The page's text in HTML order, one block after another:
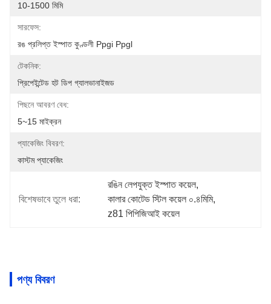
10-1500 মিমি
সারফেস:
রঙ প্রলিপ্ত ইস্পাত কুণ্ডলী Ppgi Ppgl
টেকনিক:
প্রিপেইন্টেড হট ডিপ গ্যালভানাইজড
পিছনে আবরণ বেধ:
5~15 মাইক্রন
প্যাকেজিং বিবরণ:
কাস্টম প্যাকেজিং
বিশেষভাবে তুলে ধরা:
রঙিন লেপযুক্ত ইস্পাত কয়েল,
কালার কোটেড স্টিল কয়েল ০.৪মিমি,
z81 পিপিজিআই কয়েল
পণ্য বিবরণ